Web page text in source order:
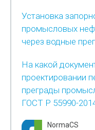
Установка
промысловых
через водные
На какой
проектировании
преграды
ГОСТ Р 55990-
NormaCS